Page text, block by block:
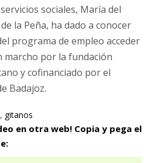
sociales, María del
la Peña, ha dado a conocer
programa de empleo acceder
marcho por la fundación
y cofinanciado por el
Badajoz.
, gitanos
en otra web! Copia y pega el